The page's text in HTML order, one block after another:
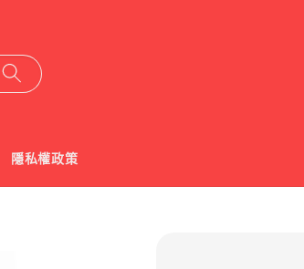
隱私權政策